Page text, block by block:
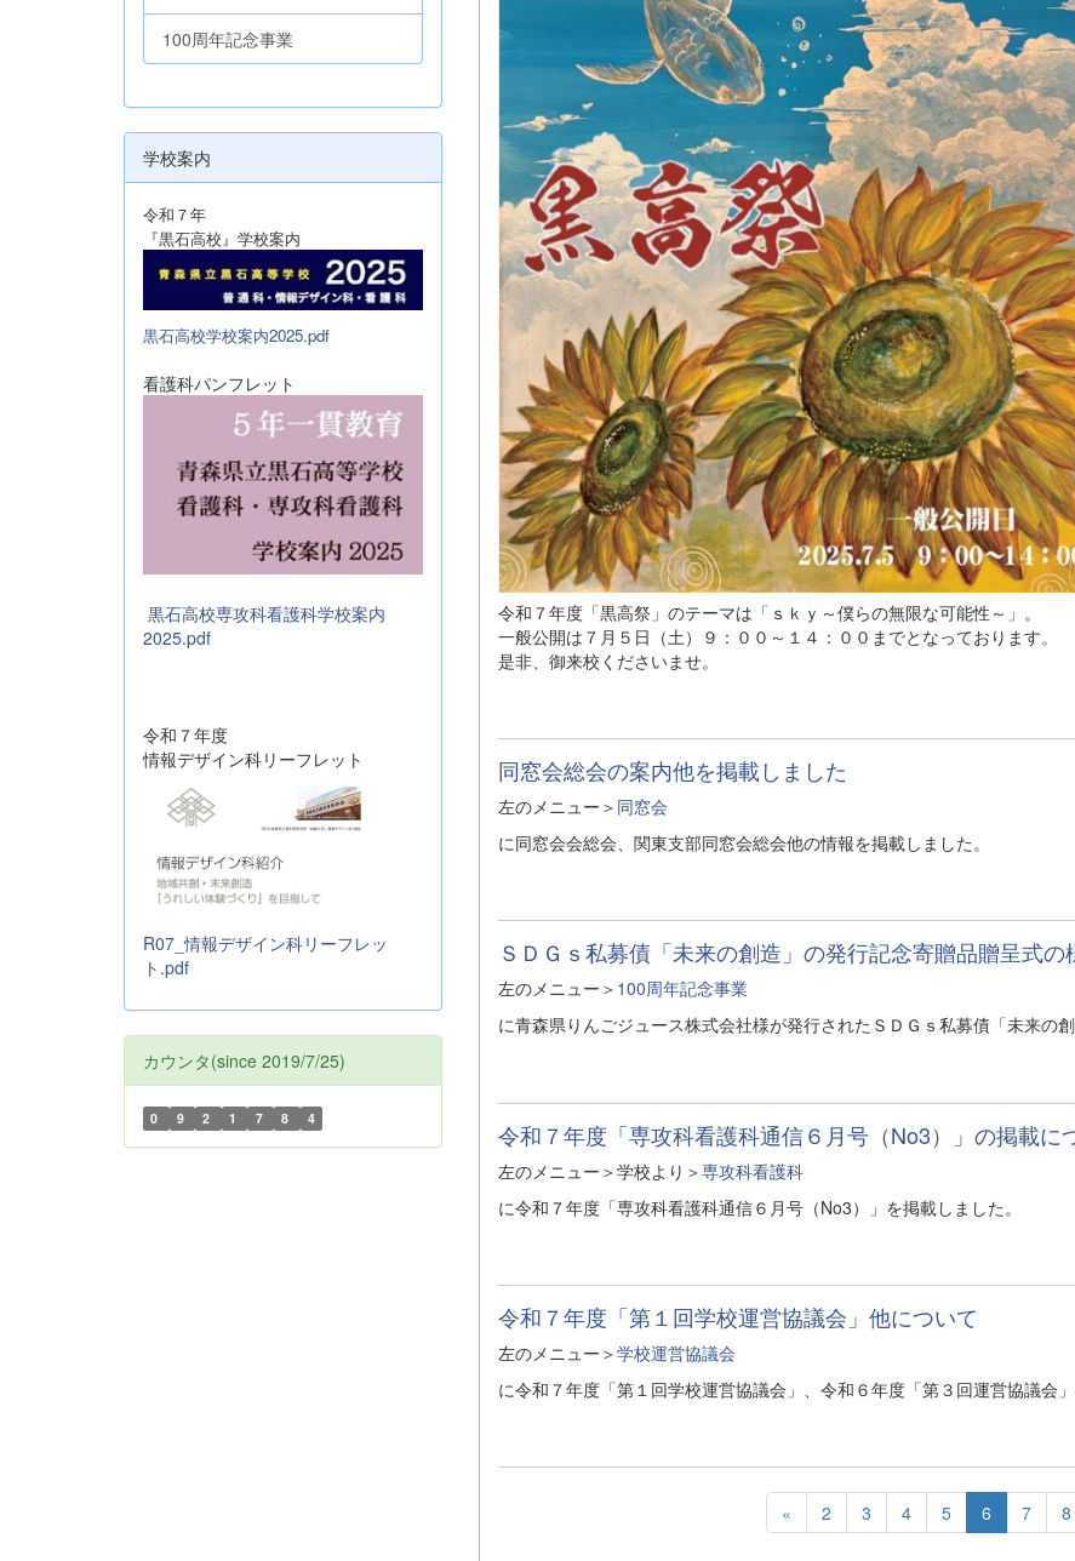
令和７年度「黒高祭」のテーマは「ｓｋｙ～僕らの無限な可能性～」。
一般公開は７月５日（土）９：００～１４：００までとなっております。
是非、御来校くださいませ。
同窓会総会の案内他を掲載しました
左のメニュー＞ 同窓会
に同窓会会総会、関東支部同窓会総会他の情報を掲載しました。
ＳＤＧｓ私募債「未来の創造」の発行記念寄贈品贈呈式の
左のメニュー＞ 100周年記念事業
に青森県りんごジュース株式会社様が発行されたＳＤＧｓ私募債「未来の
令和７年度「専攻科看護科通信６月号（No3）」の掲載に
左のメニュー＞学校より＞専攻科看護科
に令和７年度「専攻科看護科通信６月号（No3）」を掲載しました。
令和７年度「第１回学校運営協議会」他について
左のメニュー＞学校運営協議会
に令和７年度「第１回学校運営協議会」、令和６年度「第３回運営協議会
« 2 3 4 5 6 7 8
100周年記念事業
学校案内
令和７年
『黒石高校』学校案内
黒石高校学校案内2025.pdf
看護科パンフレット
黒石高校専攻科看護科学校案内
2025.pdf
令和７年度
情報デザイン科リーフレット
R07_情報デザイン科リーフレッ
ト.pdf
カウンタ(since 2019/7/25)
0 9 2 1 7 8 4